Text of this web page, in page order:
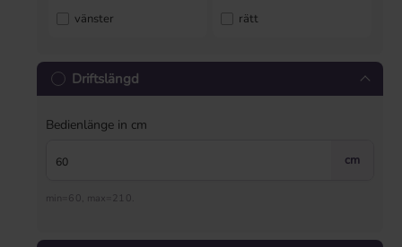
vänster rätt
Driftslängd
Bedienlänge in cm
cm
min=60, max=210.